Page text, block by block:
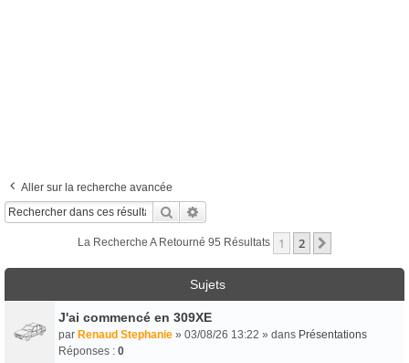
Aller sur la recherche avancée
Rechercher
La Recherche A Retourné 95 Résultats 1 2
Sujets
J'ai commencé en 309XE
par Renaud Stephanie » 03/08/26 13:22 » dans Présentations
Réponses : 0